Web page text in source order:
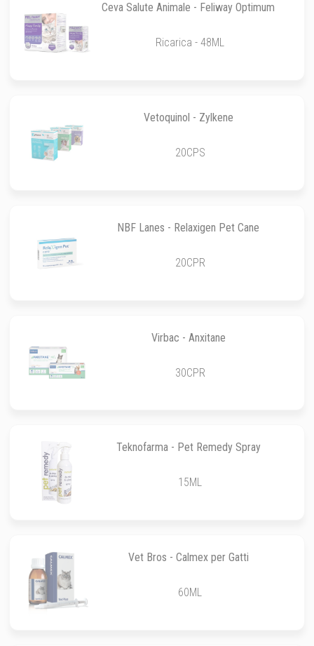
Ceva Salute Animale - Feliway Optimum
Ricarica - 48ML
Vetoquinol - Zylkene
20CPS
NBF Lanes - Relaxigen Pet Cane
20CPR
Virbac - Anxitane
30CPR
Teknofarma - Pet Remedy Spray
15ML
Vet Bros - Calmex per Gatti
60ML